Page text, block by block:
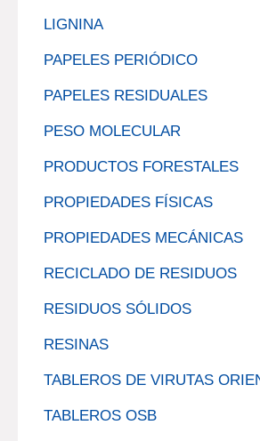
LIGNINA
PAPELES PERIÓDICO
PAPELES RESIDUALES
PESO MOLECULAR
PRODUCTOS FORESTALES
PROPIEDADES FÍSICAS
PROPIEDADES MECÁNICAS
RECICLADO DE RESIDUOS
RESIDUOS SÓLIDOS
RESINAS
TABLEROS DE VIRUTAS
TABLEROS OSB